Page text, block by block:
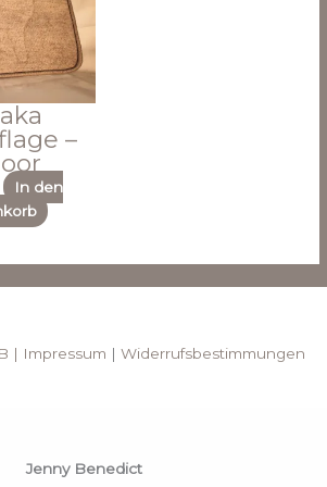
–
In den
| Impressum | Widerrufsbestimmungen
Jenny Benedict